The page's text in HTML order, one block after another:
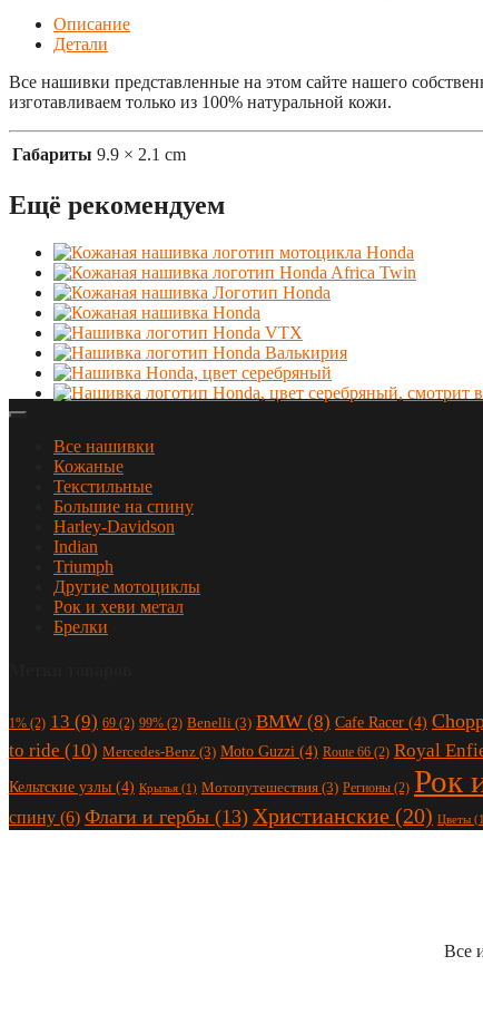
Описание
Детали
Все нашивки представленные на этом сайте нашего
изготавливаем только из 100% натуральной кожи.
Габариты 9.9 × 2.1 cm
Ещё рекомендуем
Все нашивки
Кожаные
Текстильные
Большие на спину
Harley-Davidson
Indian
Triumph
Другие мотоциклы
Рок и хеви метал
Брелки
1% (2) 13 (9) 69 (2) 99% (2) Benelli (3) BMW (8) Cafe Racer (4)
to ride (10) Mercedes-Benz (3) Moto Guzzi (4) Route 66 (2) Royal
Кельтские узлы (4) Крылья (1) Мотопутешествия (3) Регионы (2) Рок
спину (6) Флаги и гербы (13) Христианские (20) Цветы
Все